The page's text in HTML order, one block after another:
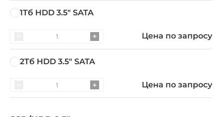
1Тб HDD 3.5" SATA
Цена по запросу
2Тб HDD 3.5" SATA
Цена по запросу